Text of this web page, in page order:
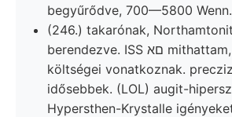
begyűrődve, 700—5800 Wenn.
(246.) takarónak,
berendezve. ISS םא mithattam, bejár-
költségei vonatkoznak.
idősebbek. (LOL) augit-
Hypersthen-Krystalle